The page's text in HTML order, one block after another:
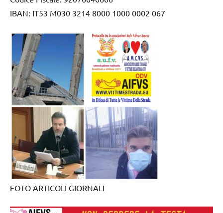
IBAN: IT53 M030 3214 8000 1000 0002 067
FOTO ARTICOLI GIORNALI